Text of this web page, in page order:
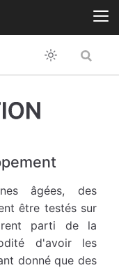
âgées, des
être testés sur
parti de la
d'avoir les
donné que des